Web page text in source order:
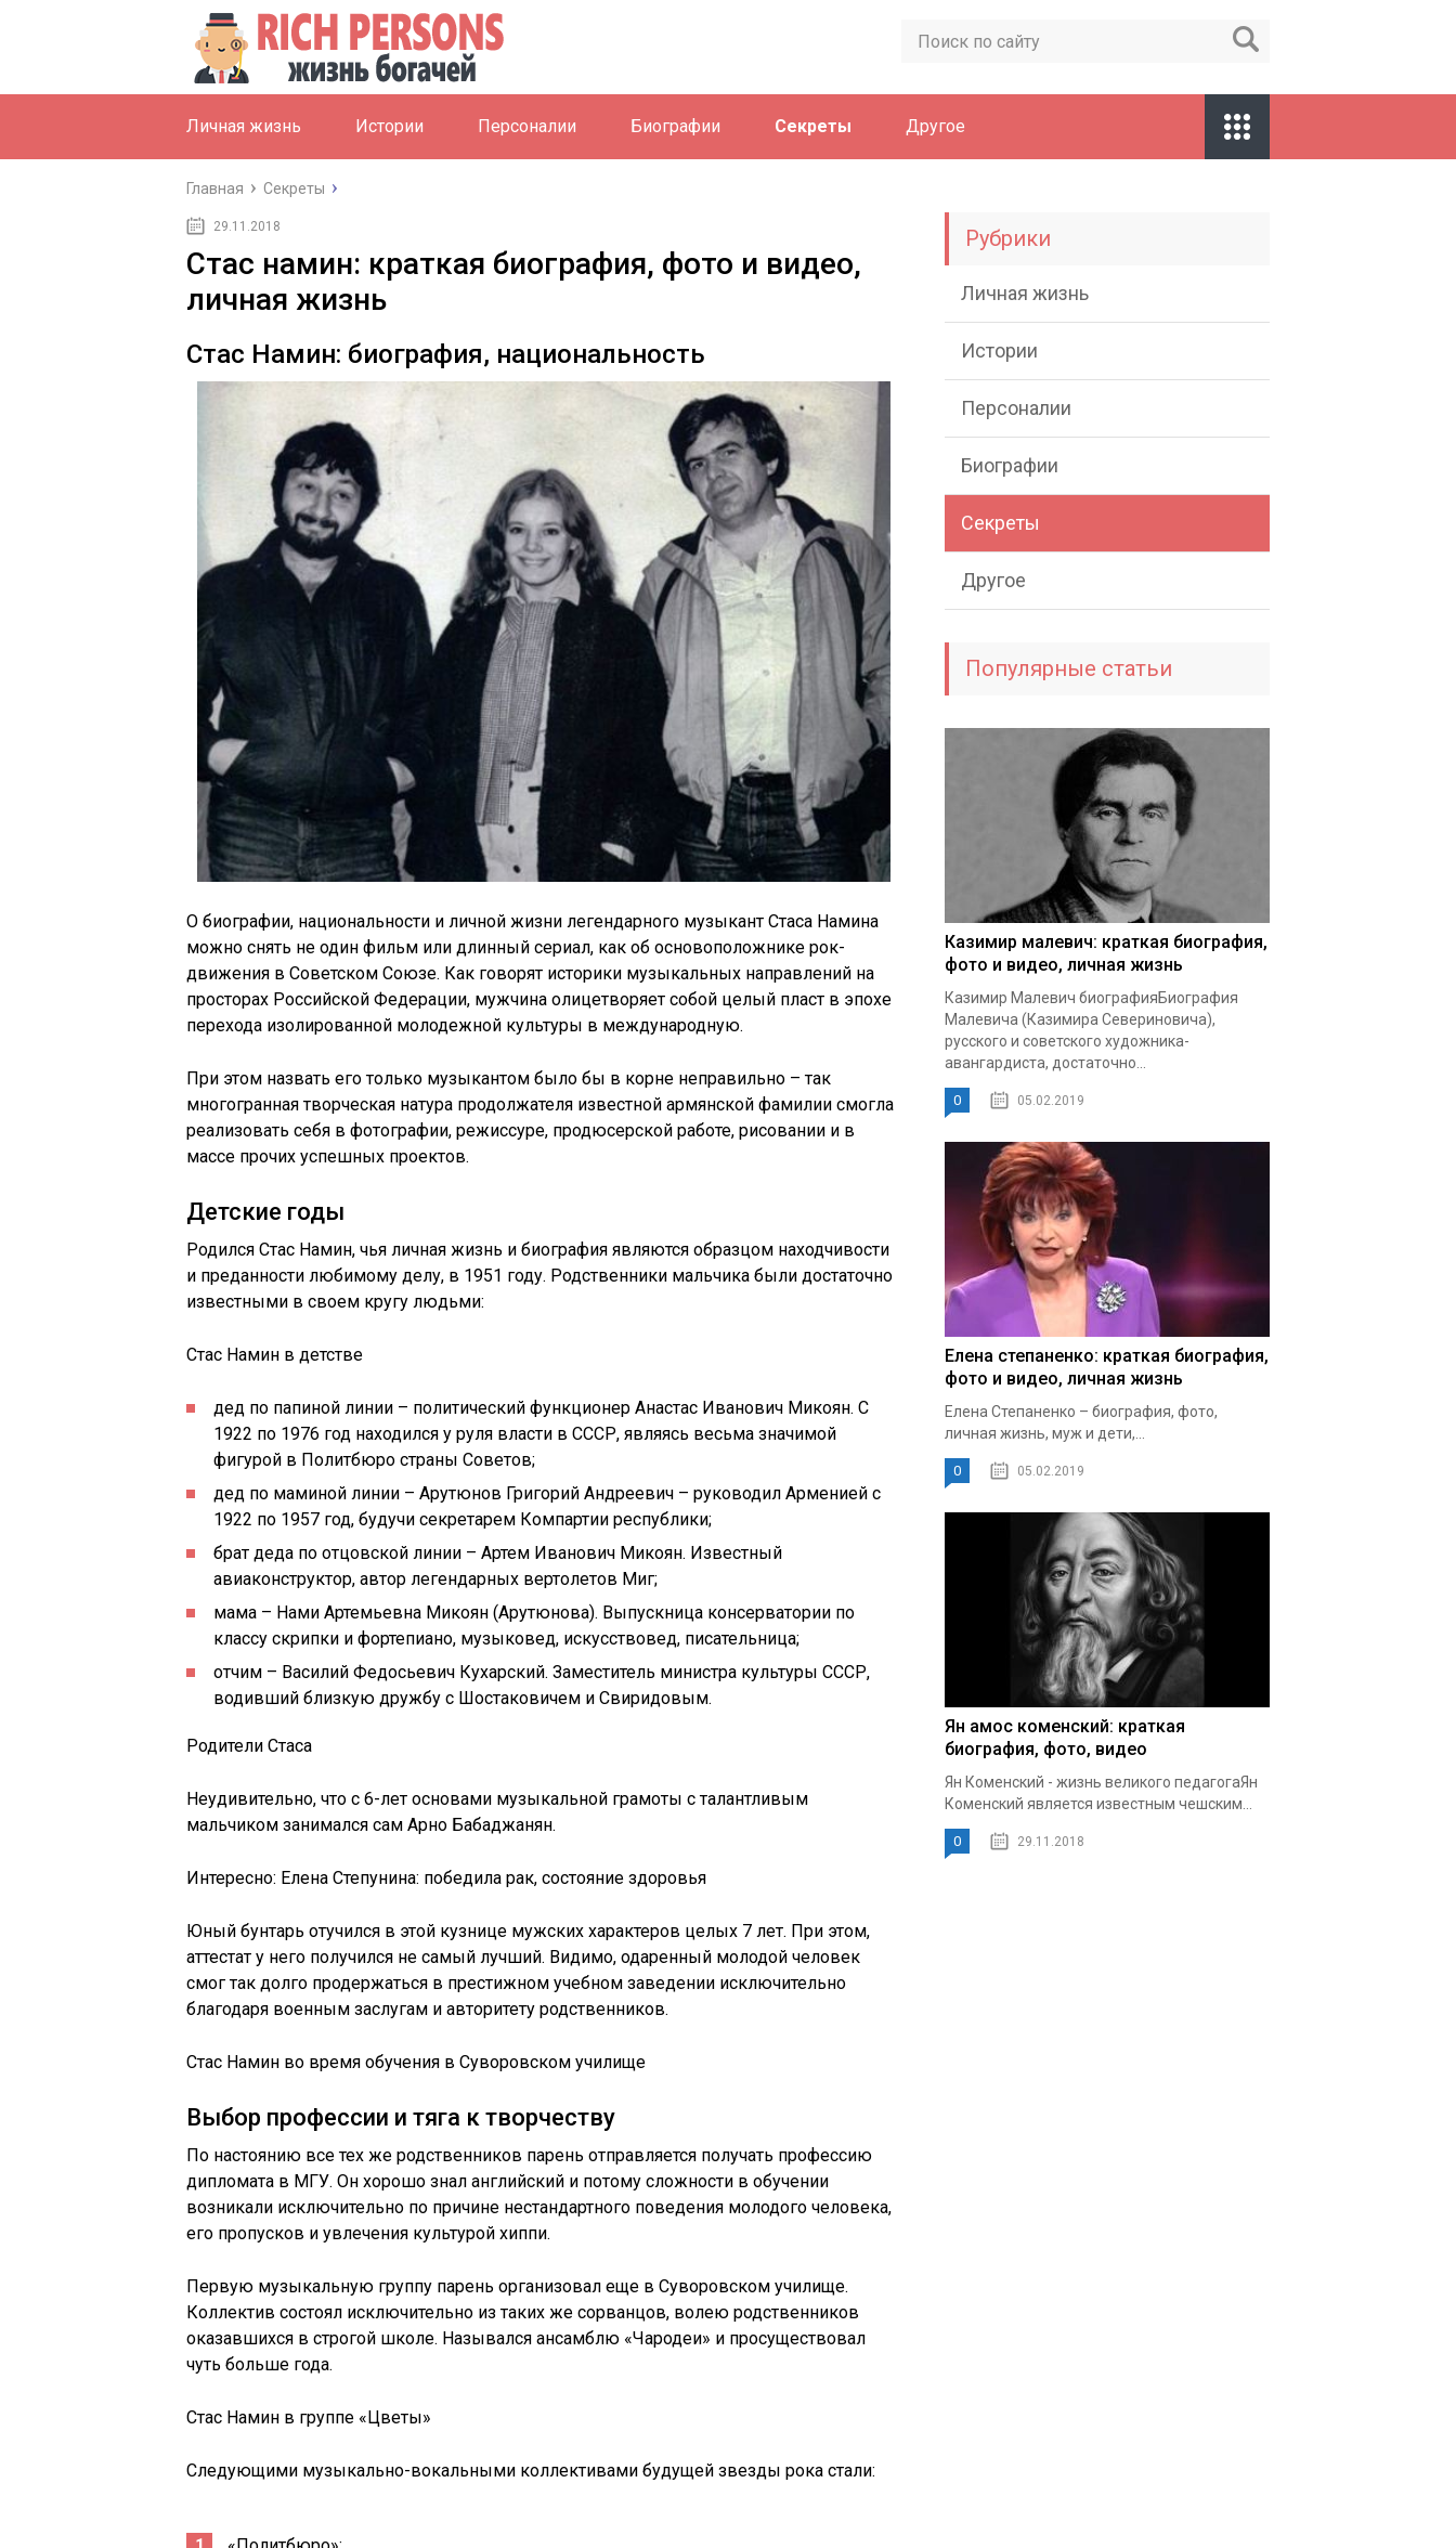
Личная жизнь Истории Персоналии Биографии Секреты Другое
Главная Секреты
29.11.2018
Стас намин: краткая биография, фото и видео,
личная жизнь
Стас Намин: биография, национальность
О биографии, национальности и личной жизни легендарного музыкант Стаса Намина
можно снять не один фильм или длинный сериал, как об основоположнике рок-
движения в Советском Союзе. Как говорят историки музыкальных направлений на
просторах Российской Федерации, мужчина олицетворяет собой целый пласт в эпохе
перехода изолированной молодежной культуры в международную.
При этом назвать его только музыкантом было бы в корне неправильно – так
многогранная творческая натура продолжателя известной армянской фамилии смогла
реализовать себя в фотографии, режиссуре, продюсерской работе, рисовании и в
массе прочих успешных проектов.
Детские годы
Родился Стас Намин, чья личная жизнь и биография являются образцом находчивости
и преданности любимому делу, в 1951 году. Родственники мальчика были достаточно
известными в своем кругу людьми:
Стас Намин в детстве
дед по папиной линии – политический функционер Анастас Иванович Микоян. С
1922 по 1976 год находился у руля власти в СССР, являясь весьма значимой
фигурой в Политбюро страны Советов;
дед по маминой линии – Арутюнов Григорий Андреевич – руководил Арменией с
1922 по 1957 год, будучи секретарем Компартии республики;
брат деда по отцовской линии – Артем Иванович Микоян. Известный
авиаконструктор, автор легендарных вертолетов Миг;
мама – Нами Артемьевна Микоян (Арутюнова). Выпускница консерватории по
классу скрипки и фортепиано, музыковед, искусствовед, писательница;
отчим – Василий Федосьевич Кухарский. Заместитель министра культуры СССР,
водивший близкую дружбу с Шостаковичем и Свиридовым.
Родители Стаса
Неудивительно, что с 6-лет основами музыкальной грамоты с талантливым
мальчиком занимался сам Арно Бабаджанян.
Интересно: Елена Степунина: победила рак, состояние здоровья
Юный бунтарь отучился в этой кузнице мужских характеров целых 7 лет. При этом,
аттестат у него получился не самый лучший. Видимо, одаренный молодой человек
смог так долго продержаться в престижном учебном заведении исключительно
благодаря военным заслугам и авторитету родственников.
Стас Намин во время обучения в Суворовском училище
Выбор профессии и тяга к творчеству
По настоянию все тех же родственников парень отправляется получать профессию
дипломата в МГУ. Он хорошо знал английский и потому сложности в обучении
возникали исключительно по причине нестандартного поведения молодого человека,
его пропусков и увлечения культурой хиппи.
Первую музыкальную группу парень организовал еще в Суворовском училище.
Коллектив состоял исключительно из таких же сорванцов, волею родственников
оказавшихся в строгой школе. Назывался ансамблю «Чародеи» и просуществовал
чуть больше года.
Стас Намин в группе «Цветы»
Следующими музыкально-вокальными коллективами будущей звезды рока стали:
Рубрики
Личная жизнь
Истории
Персоналии
Биографии
Секреты
Другое
Популярные статьи
Казимир малевич: краткая биография,
фото и видео, личная жизнь
Казимир Малевич биографияБиография
Малевича (Казимира Севериновича),
русского и советского художника-
авангардиста, достаточно...
0 05.02.2019
Елена степаненко: краткая биография,
фото и видео, личная жизнь
Елена Степаненко – биография, фото,
личная жизнь, муж и дети,...
0 05.02.2019
Ян амос коменский: краткая
биография, фото, видео
Ян Коменский - жизнь великого педагогаЯн
Коменский является известным чешским...
0 29.11.2018